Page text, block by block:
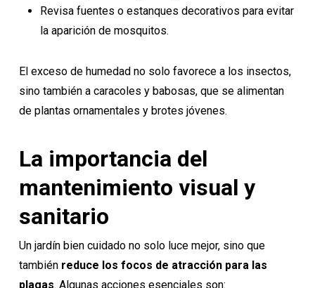
Revisa fuentes o estanques decorativos para evitar
la aparición de mosquitos.
El exceso de humedad no solo favorece a los insectos,
sino también a caracoles y babosas, que se alimentan
de plantas ornamentales y brotes jóvenes.
La importancia del
mantenimiento visual y
sanitario
Un jardín bien cuidado no solo luce mejor, sino que
también reduce los focos de atracción para las
plagas. Algunas acciones esenciales son: